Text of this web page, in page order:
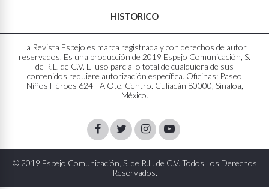
HISTORICO
La Revista Espejo es marca registrada y con derechos de autor
reservados. Es una producción de 2019 Espejo Comunicación, S.
de R.L. de C.V. El uso parcial o total de cualquiera de sus
contenidos requiere autorización específica. Oficinas: Paseo
Niños Héroes 624 - A Ote. Centro. Culiacán 80000, Sinaloa,
México.
FacebookTwitterInstagram
Youtube
© 2019 Espejo Comunicación, S. de R.L. de C.V. Todos Los Derechos
Reservados.